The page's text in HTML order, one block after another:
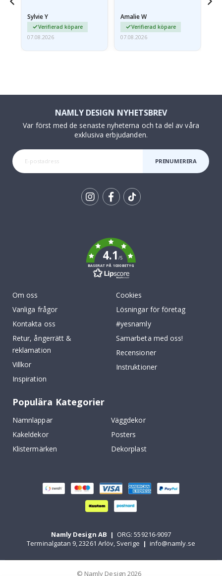
Sylvie Y
Verifierad köpare
07.08.2026
Amalie W
Verifierad köpare
07.08.2026
NAMLY DESIGN NYHETSBREV
Var först med de senaste nyheterna och ta del av våra
exklusiva erbjudanden.
PRENUMERERA
4.1/5
BASERAT PÅ 1030 BETYG
Om oss
Vanliga frågor
Kontakta oss
Retur, ångerrätt &
reklamation
Villkor
Inspiration
Cookies
Lösningar för företag
#yesnamly
Samarbeta med oss!
Recensioner
Instruktioner
Populära Kategorier
Namnlappar
Väggdekor
Kakeldekor
Posters
Klistermärken
Dekorplast
Namly Design AB | ORG: 559216-9097
Terminalgatan 9, 23261 Arlöv, Sverige | info@namly.se
© Namly Design 2026